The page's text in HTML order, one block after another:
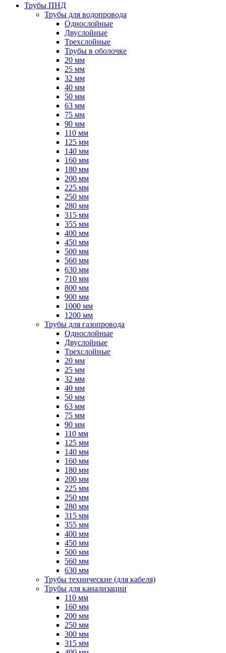
Трубы ПНД
Трубы для водопровода
Однослойные
Двуслойные
Трехслойные
Трубы в оболочке
20 мм
25 мм
32 мм
40 мм
50 мм
63 мм
75 мм
90 мм
110 мм
125 мм
140 мм
160 мм
180 мм
200 мм
225 мм
250 мм
280 мм
315 мм
355 мм
400 мм
450 мм
500 мм
560 мм
630 мм
710 мм
800 мм
900 мм
1000 мм
1200 мм
Трубы для газопровода
Однослойные
Двуслойные
Трехслойные
20 мм
25 мм
32 мм
40 мм
50 мм
63 мм
75 мм
90 мм
110 мм
125 мм
140 мм
160 мм
180 мм
200 мм
225 мм
250 мм
280 мм
315 мм
355 мм
400 мм
450 мм
500 мм
560 мм
630 мм
Трубы технические (для кабеля)
Трубы для канализации
110 мм
160 мм
200 мм
250 мм
300 мм
315 мм